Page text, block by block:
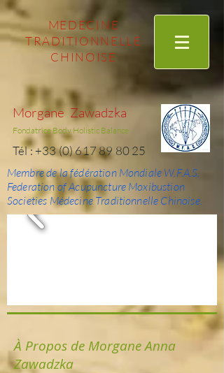
MEDECINE
TRADITIONNELLE
CHINOISE
Morgane Zawadzka
Fondatrice Body Holistic Balance
Tél :+33 (0) 617 89 80 25
Membre de la fédération Mondiale W.F.A.S.
Federation of Acupuncture Moxibustion
Societies Médecine Traditionnelle Chinoise.
À Propos de Morgane Anna
Zawadzka